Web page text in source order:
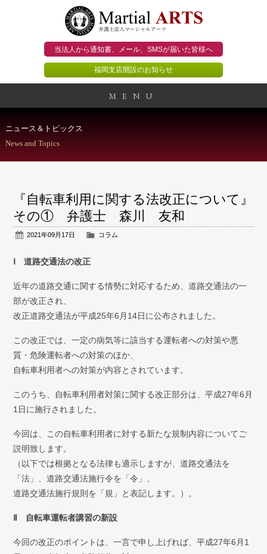
当法人から通知書、メール、 SMSが届いた皆様へ
福岡支店開設のお知らせ
MENU
事務所概要
個人のお客様
お問い合わせ
採用情報
個人情報保護方針
ニュース＆トピックス
News and Topics
『自転車利用に関する法改正について』
その① 弁護士 森川 友和
2021年09月17日 コラム
Ⅰ 道路交通法の改正
近年の道路交通に関する情勢に対応するため、道路交通法の一
部が改正され、
改正道路交通法が平成25年6月14日に公布されました。
この改正では、一定の病気等に該当する運転者への対策や悪
質・危険運転者への対策のほか、
自転車利用者への対策が内容とされています。
このうち、自転車利用者対策に関する改正部分は、平成27年6月
1日に施行されました。
今回は、この自転車利用者に対する新たな規制内容についてご
説明致します。
（以下では根拠となる法律も適示しますが、道路交通法を
「法」、道路交通法施行令を「令」、
道路交通法施行規則を「規」と表記します。）。
Ⅱ 自転車運転者講習の新設
今回の改正のポイントは、一言で申し上げれば、平成27年6月1